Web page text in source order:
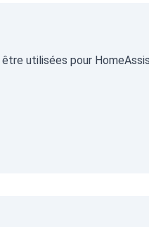
utilisées pour